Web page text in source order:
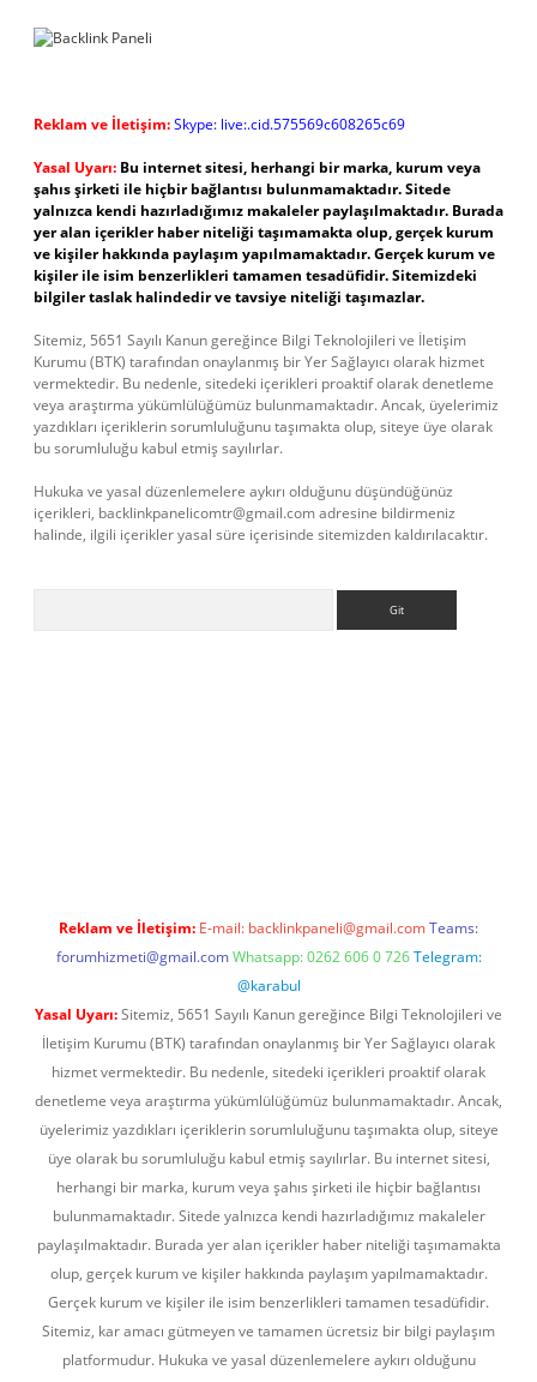
Reklam ve İletişim:Skype: live:.cid.575569c608265c69
Yasal Uyarı: Bu internet sitesi, herhangi bir marka, kurum veya
şahıs şirketi ile hiçbir bağlantısı bulunmamaktadır. Sitede
yalnızca kendi hazırladığımız makaleler paylaşılmaktadır. Burada
yer alan içerikler haber niteliği taşımamakta olup, gerçek kurum
ve kişiler hakkında paylaşım yapılmamaktadır. Gerçek kurum ve
kişiler ile isim benzerlikleri tamamen tesadüfidir. Sitemizdeki
bilgiler taslak halindedir ve tavsiye niteliği taşımazlar.
Sitemiz, 5651 Sayılı Kanun gereğince Bilgi Teknolojileri ve İletişim
Kurumu (BTK) tarafından onaylanmış bir Yer Sağlayıcı olarak hizmet
vermektedir. Bu nedenle, sitedeki içerikleri proaktif olarak denetleme
veya araştırma yükümlülüğümüz bulunmamaktadır. Ancak, üyelerimiz
yazdıkları içeriklerin sorumluluğunu taşımakta olup, siteye üye olarak
bu sorumluluğu kabul etmiş sayılırlar.
Hukuka ve yasal düzenlemelere aykırı olduğunu düşündüğünüz
içerikleri, backlinkpanelicomtr@gmail.comadresine bildirmeniz
halinde, ilgili içerikler yasal süre içerisinde sitemizden kaldırılacaktır.
Reklam ve İletişim: E-mail: backlinkpaneli@gmail.comTeams:
forumhizmeti@gmail.com Whatsapp: 0262 606 0 726 Telegram:
@karabul
Yasal Uyarı:Sitemiz, 5651 Sayılı Kanun gereğince Bilgi Teknolojileri ve
İletişim Kurumu (BTK) tarafından onaylanmış bir Yer Sağlayıcı olarak
hizmet vermektedir. Bu nedenle, sitedeki içerikleri proaktif olarak
denetleme veya araştırma yükümlülüğümüz bulunmamaktadır. Ancak,
üyelerimiz yazdıkları içeriklerin sorumluluğunu taşımakta olup, siteye
üye olarak bu sorumluluğu kabul etmiş sayılırlar. Bu internet sitesi,
herhangi bir marka, kurum veya şahıs şirketi ile hiçbir bağlantısı
bulunmamaktadır. Sitede yalnızca kendi hazırladığımız makaleler
paylaşılmaktadır. Burada yer alan içerikler haber niteliği taşımamakta
olup, gerçek kurum ve kişiler hakkında paylaşım yapılmamaktadır.
Gerçek kurum ve kişiler ile isim benzerlikleri tamamen tesadüfidir.
Sitemiz, kar amacı gütmeyen ve tamamen ücretsiz bir bilgi paylaşım
platformudur. Hukuka ve yasal düzenlemelere aykırı olduğunu